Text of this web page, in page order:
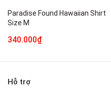
Paradise Found Hawaiian Shirt
Size M
340.000₫
Hỗ trợ